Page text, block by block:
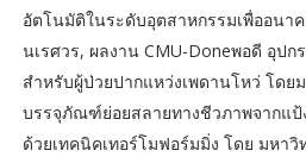
อัตโนมัติในระดับอุตสาหกรรมเพื่ออนา
นเรศวร, ผลงาน CMU-Doneพอดี อุป
สำหรับผู้ป่วยปากแหว่งเพดานโหว่ โดย
บรรจุภัณฑ์ย่อยสลายทางชีวภาพจากแ
ด้วยเทคนิคเทอร์โมฟอร์มมิ่ง โดย มหาวิ